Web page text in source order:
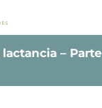
– Parte